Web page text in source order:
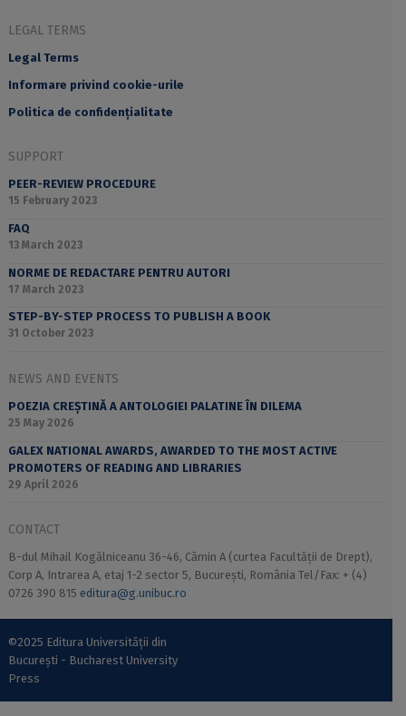
LEGAL TERMS
Legal Terms
Informare privind cookie-urile
Politica de confidențialitate
SUPPORT
PEER-REVIEW PROCEDURE
15 February 2023
FAQ
13 March 2023
NORME DE REDACTARE PENTRU AUTORI
17 March 2023
STEP-BY-STEP PROCESS TO PUBLISH A BOOK
31 October 2023
NEWS AND EVENTS
POEZIA CREȘTINĂ A ANTOLOGIEI PALATINE ÎN DILEMA
25 May 2026
GALEX NATIONAL AWARDS, AWARDED TO THE MOST ACTIVE
PROMOTERS OF READING AND LIBRARIES
29 April 2026
CONTACT
B-dul Mihail Kogălniceanu 36-46, Cămin A (curtea Facultății de Drept),
Corp A, Intrarea A, etaj 1-2 sector 5, București, România Tel/Fax: + (4)
0726 390 815 editura@g.unibuc.ro
©2025 Editura Universității din
București - Bucharest University
Press